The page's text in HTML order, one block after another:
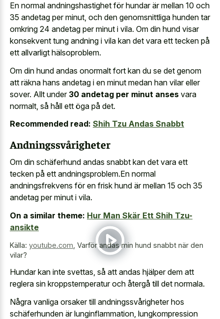
En normal andningshastighet för hundar är mellan 10 och
35 andetag per minut, och den genomsnittliga hunden tar
omkring 24 andetag per minut i vila. Om din hund visar
konsekvent tung andning i vila kan det vara ett tecken på
ett allvarligt hälsoproblem.
Om din hund andas onormalt fort kan du se det genom
att räkna hans andetag i en minut medan han vilar eller
sover. Allt under 30 andetag per minut anses vara
normalt, så håll ett öga på det.
Recommended read: Shih Tzu Andas Snabbt
Andningssvårigheter
Om din schäferhund andas snabbt kan det vara ett
tecken på ett andningsproblem.En normal
andningsfrekvens för en frisk hund är mellan 15 och 35
andetag per minut i vila.
On a similar theme: Hur Man Skär Ett Shih Tzu-
ansikte
Källa: youtube.com Varför andas min hund snabbt när den
vilar?
Hundar kan inte svettas, så att andas hjälper dem att
reglera sin kroppstemperatur och återgå till det normala.
Några vanliga orsaker till andningssvårigheter hos
schäferhunden är lunginflammation, lungkompression